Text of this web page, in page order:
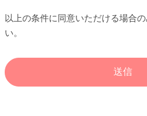
以上の条件に同意いただける場合
い。